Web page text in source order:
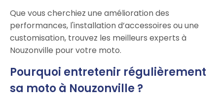
Que vous cherchiez une amélioration des
performances, l'installation d’accessoires ou une
customisation, trouvez les meilleurs experts à
Nouzonville pour votre moto.
Pourquoi entretenir régulièrement
sa moto à Nouzonville ?